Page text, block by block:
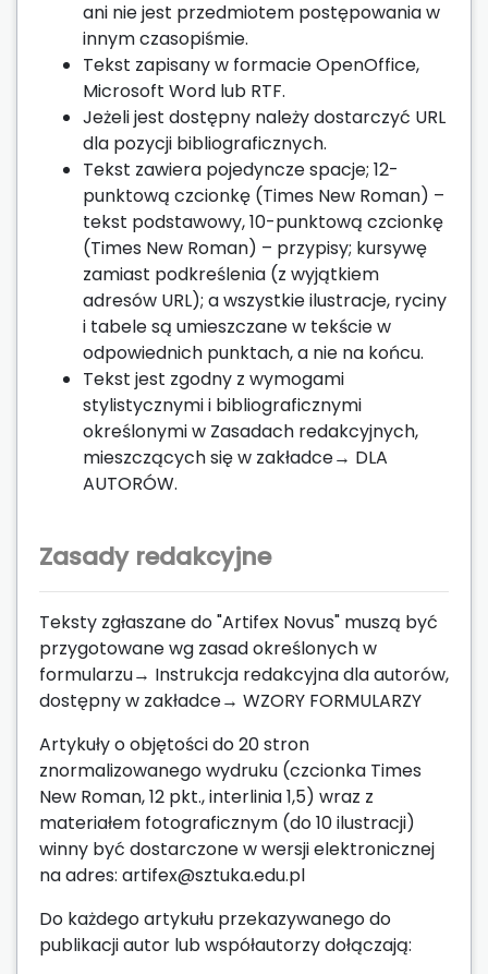
ani nie jest przedmiotem postępowania w
innym czasopiśmie.
Tekst zapisany w formacie OpenOffice,
Microsoft Word lub RTF.
Jeżeli jest dostępny należy dostarczyć URL
dla pozycji bibliograficznych.
Tekst zawiera pojedyncze spacje; 12-
punktową czcionkę (Times New Roman) –
tekst podstawowy, 10-punktową czcionkę
(Times New Roman) – przypisy; kursywę
zamiast podkreślenia (z wyjątkiem
adresów URL); a wszystkie ilustracje, ryciny
i tabele są umieszczane w tekście w
odpowiednich punktach, a nie na końcu.
Tekst jest zgodny z wymogami
stylistycznymi i bibliograficznymi
określonymi w Zasadach redakcyjnych,
mieszczących się w zakładce→ DLA
AUTORÓW.
Zasady redakcyjne
Teksty zgłaszane do "Artifex Novus" muszą być
przygotowane wg zasad określonych w
formularzu→ Instrukcja redakcyjna dla autorów,
dostępny w zakładce→ WZORY FORMULARZY
Artykuły o objętości do 20 stron
znormalizowanego wydruku (czcionka Times
New Roman, 12 pkt., interlinia 1,5) wraz z
materiałem fotograficznym (do 10 ilustracji)
winny być dostarczone w wersji elektronicznej
na adres: artifex@sztuka.edu.pl
Do każdego artykułu przekazywanego do
publikacji autor lub współautorzy dołączają: